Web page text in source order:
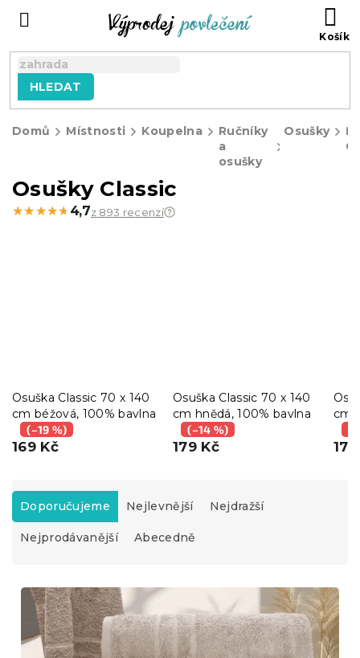
HLEDAT
Domů Místnosti Koupelna
Ručníky
a
osušky
Osušky
Osušky Classic
★★★★★
★★★★★ 4,7z 893 recenzí
Osuška Classic 70 x 140
cm béžová, 100% bavlna
(–19 %)
169 Kč
Osuška Classic 70 x 140
cm hnědá, 100% bavlna
(–14 %)
179 Kč
cm
Ř
z
e
p
d
Doporučujeme Nejlevnější Nejdražší
Nejprodávanější Abecedně
V